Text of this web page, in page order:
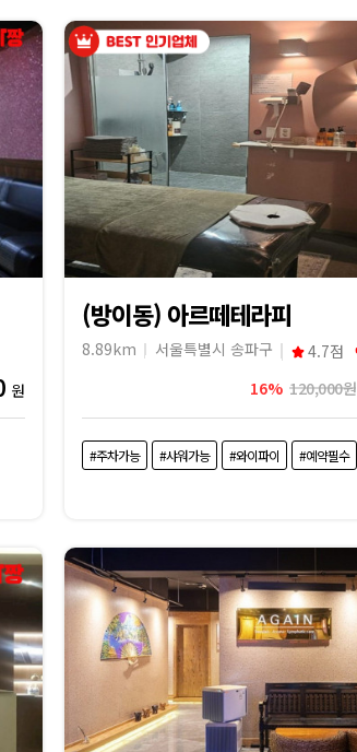
원
(방이동) 아르떼테라피
8.89km 서울특별시 송파구 4.7점
16% 120,000원
#주차가능 #샤워가능 #와이파이 #예약필수